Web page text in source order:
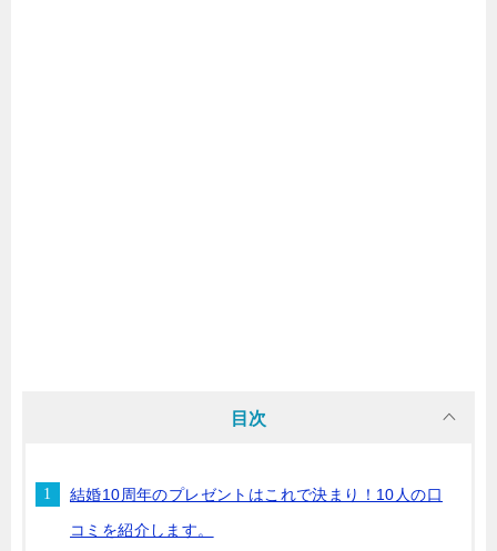
目次
結婚10周年のプレゼントはこれで決まり！10人の口
コミを紹介します。